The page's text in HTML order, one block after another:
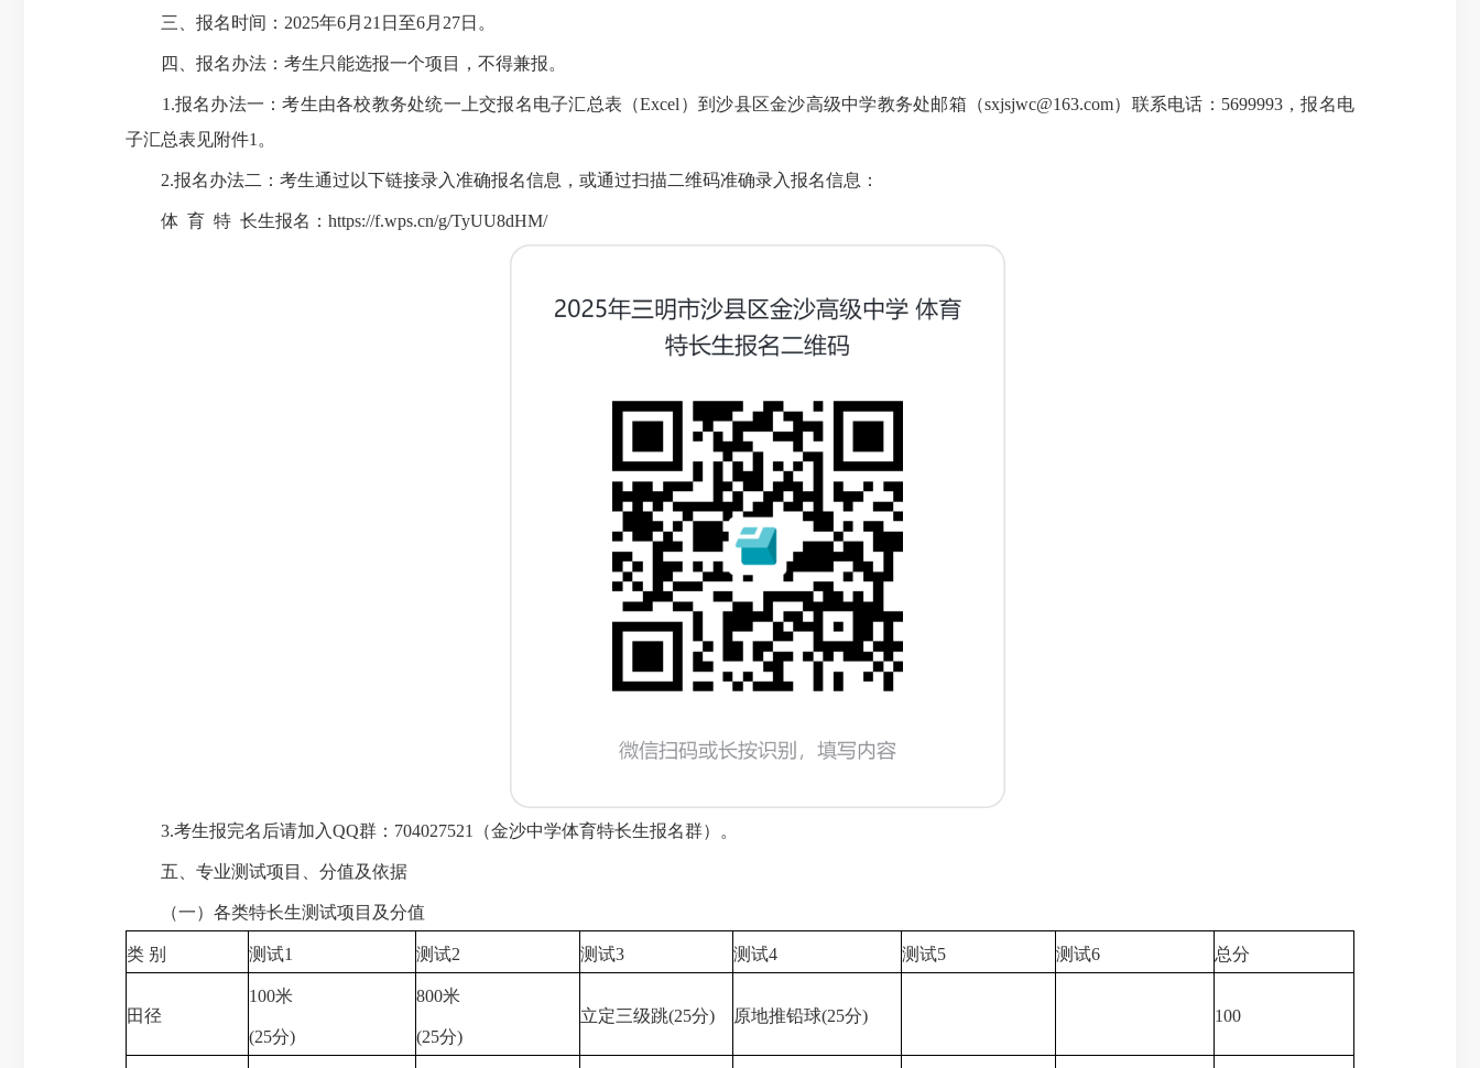
三、报名时间：2025年6月21日至6月27日。
四、报名办法：考生只能选报一个项目，不得兼报。
1.报名办法一：考生由各校教务处统一上交报名电子汇总表（Excel）到沙县区金沙高级中学教务处邮箱（sxjsjwc@163.com）联系电话：5699993，报名电
子汇总表见附件1。
2.报名办法二：考生通过以下链接录入准确报名信息，或通过扫描二维码准确录入报名信息：
体 育 特 长生报名：https://f.wps.cn/g/TyUU8dHM/
3.考生报完名后请加入QQ群：704027521（金沙中学体育特长生报名群）。
五、专业测试项目、分值及依据
（一）各类特长生测试项目及分值
类 别 测试1 测试2 测试3 测试4 测试5 测试6 总分
田径
100米
(25分)
800米
(25分)
立定三级跳(25分) 原地推铅球(25分) 100